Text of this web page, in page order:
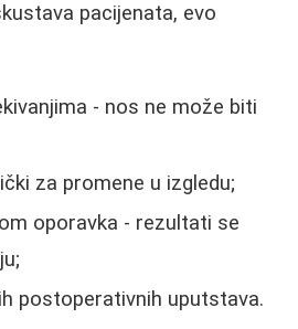
pacijenata, evo
- nos ne može biti
za promene u izgledu;
oporavka - rezultati se
postoperativnih uputstava.